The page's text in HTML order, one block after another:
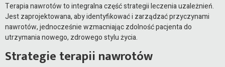
Terapia nawrotów to integralna część strategii leczenia uzależnień.
Jest zaprojektowana, aby identyfikować i zarządzać przyczynami
nawrotów, jednocześnie wzmacniając zdolność pacjenta do
utrzymania nowego, zdrowego stylu życia.
Strategie terapii nawrotów